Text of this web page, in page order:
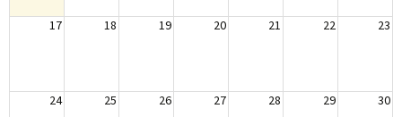
17 18 19 20 21 22 23
24 25 26 27 28 29 30